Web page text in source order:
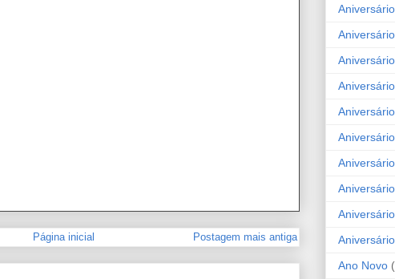
Postagem mais antiga
Página inicial
Ano Novo